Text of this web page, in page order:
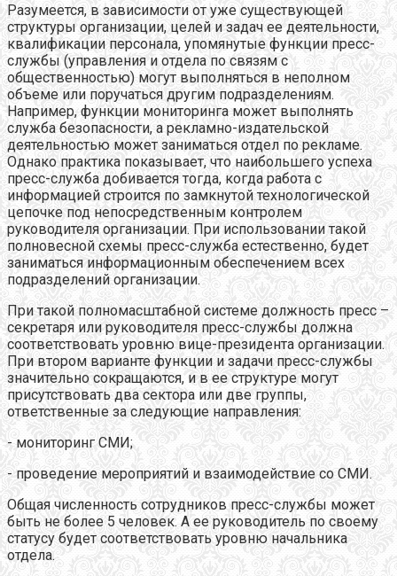
Разумеется, в зависимости от уже существующей
структуры организации, целей и задач ее деятельности,
квалификации персонала, упомянутые функции пресс-
службы (управления и отдела по связям с
общественностью) могут выполняться в неполном
объеме или поручаться другим подразделениям.
Например, функции мониторинга может выполнять
служба безопасности, а рекламно-издательской
деятельностью может заниматься отдел по рекламе.
Однако практика показывает, что наибольшего успеха
пресс-служба добивается тогда, когда работа с
информацией строится по замкнутой технологической
цепочке под непосредственным контролем
руководителя организации. При использовании такой
полновесной схемы пресс-служба естественно, будет
заниматься информационным обеспечением всех
подразделений организации.
При такой полномасштабной системе должность пресс –
секретаря или руководителя пресс-службы должна
соответствовать уровню вице-президента организации.
При втором варианте функции и задачи пресс-службы
значительно сокращаются, и в ее структуре могут
присутствовать два сектора или две группы,
ответственные за следующие направления:
- мониторинг СМИ;
- проведение мероприятий и взаимодействие со СМИ.
Общая численность сотрудников пресс-службы может
быть не более 5 человек. А ее руководитель по своему
статусу будет соответствовать уровню начальника
отдела.